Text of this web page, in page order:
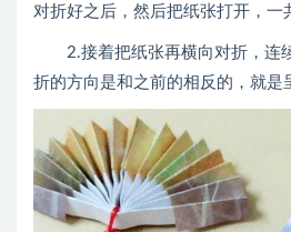
对折好之后，然后把纸张打开，一
2.接着把纸张再横向对折，连
折的方向是和之前的相反的，就是